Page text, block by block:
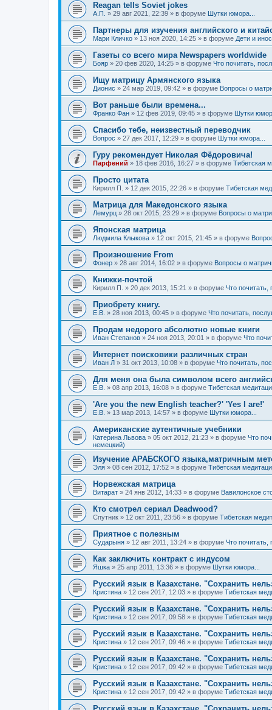
Reagan tells Soviet jokes
А.П. » 29 авг 2021, 22:39 » в форуме Шутки юмора...
Партнеры для изучения английского и
Мари Кличко » 13 ноя 2020, 14:25 » в форуме Дети и
Газеты со всего мира Newspapers worldwide
Бояр » 20 фев 2020, 14:25 » в форуме Что почитать,
Ищу матрицу Армянского языка
Дионис » 24 мар 2019, 09:42 » в форуме Вопросы о
Вот раньше были времена...
Франко Фан » 12 фев 2019, 09:45 » в форуме Шутки
Спасибо тебе, неизвестный переводчик
Вопрос » 27 дек 2017, 12:29 » в форуме Шутки юмора...
Гуру рекомендует Николая Фёдоровича!
Парфений » 18 фев 2016, 16:27 » в форуме Тибетская
Просто цитата
Кирилл П. » 12 дек 2015, 22:26 » в форуме Тибетская
Матрица для Македонского языка
Лемурц » 28 окт 2015, 23:29 » в форуме Вопросы о
Японская матрица
Людмила Клыкова » 12 окт 2015, 21:45 » в форуме
Произношение From
Фонер » 28 авг 2014, 16:02 » в форуме Вопросы о
Книжки-почтой
Кирилл П. » 20 дек 2013, 15:21 » в форуме Что почитать,
Приобрету книгу.
Е.В. » 28 ноя 2013, 00:45 » в форуме Что почитать,
Продам недорого абсолютно новые книги
Иван Степанов » 24 ноя 2013, 20:01 » в форуме Что
Интернет поисковики различных стран
Иван Л » 31 окт 2013, 10:08 » в форуме Что почитать,
Для меня она была символом всего
Е.В. » 08 апр 2013, 16:08 » в форуме Тибетская
'Are you the new English teacher?' 'Yes I are!'
Е.В. » 13 мар 2013, 14:57 » в форуме Шутки юмора...
Американские аутентичные учебники
Катерина Львова » 05 окт 2012, 21:23 » в форуме Что
немецкий)
Изучение АРАБСКОГО языка,матричным
Эля » 08 сен 2012, 17:52 » в форуме Тибетская
Норвежская матрица
Витарат » 24 янв 2012, 14:33 » в форуме Вавилонское
Кто смотрел сериал Deadwood?
Спутник » 12 окт 2011, 23:56 » в форуме Тибетская
Приятное с полезным
Сударыня » 12 авг 2011, 13:24 » в форуме Что почитать,
Как заключить контракт с индусом
Яшка » 25 апр 2011, 13:36 » в форуме Шутки юмора...
Русский язык в Казахстане. "Сохранить
Кристина » 12 сен 2017, 12:03 » в форуме Тибетская
Русский язык в Казахстане. "Сохранить
Кристина » 12 сен 2017, 09:58 » в форуме Тибетская
Русский язык в Казахстане. "Сохранить
Кристина » 12 сен 2017, 09:46 » в форуме Тибетская
Русский язык в Казахстане. "Сохранить
Кристина » 12 сен 2017, 09:42 » в форуме Тибетская
Русский язык в Казахстане. "Сохранить
Кристина » 12 сен 2017, 09:42 » в форуме Тибетская